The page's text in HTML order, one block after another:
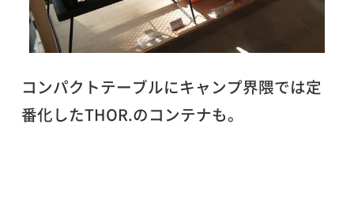
コンパクトテーブルにキャンプ界隈では定
番化したTHOR.のコンテナも。